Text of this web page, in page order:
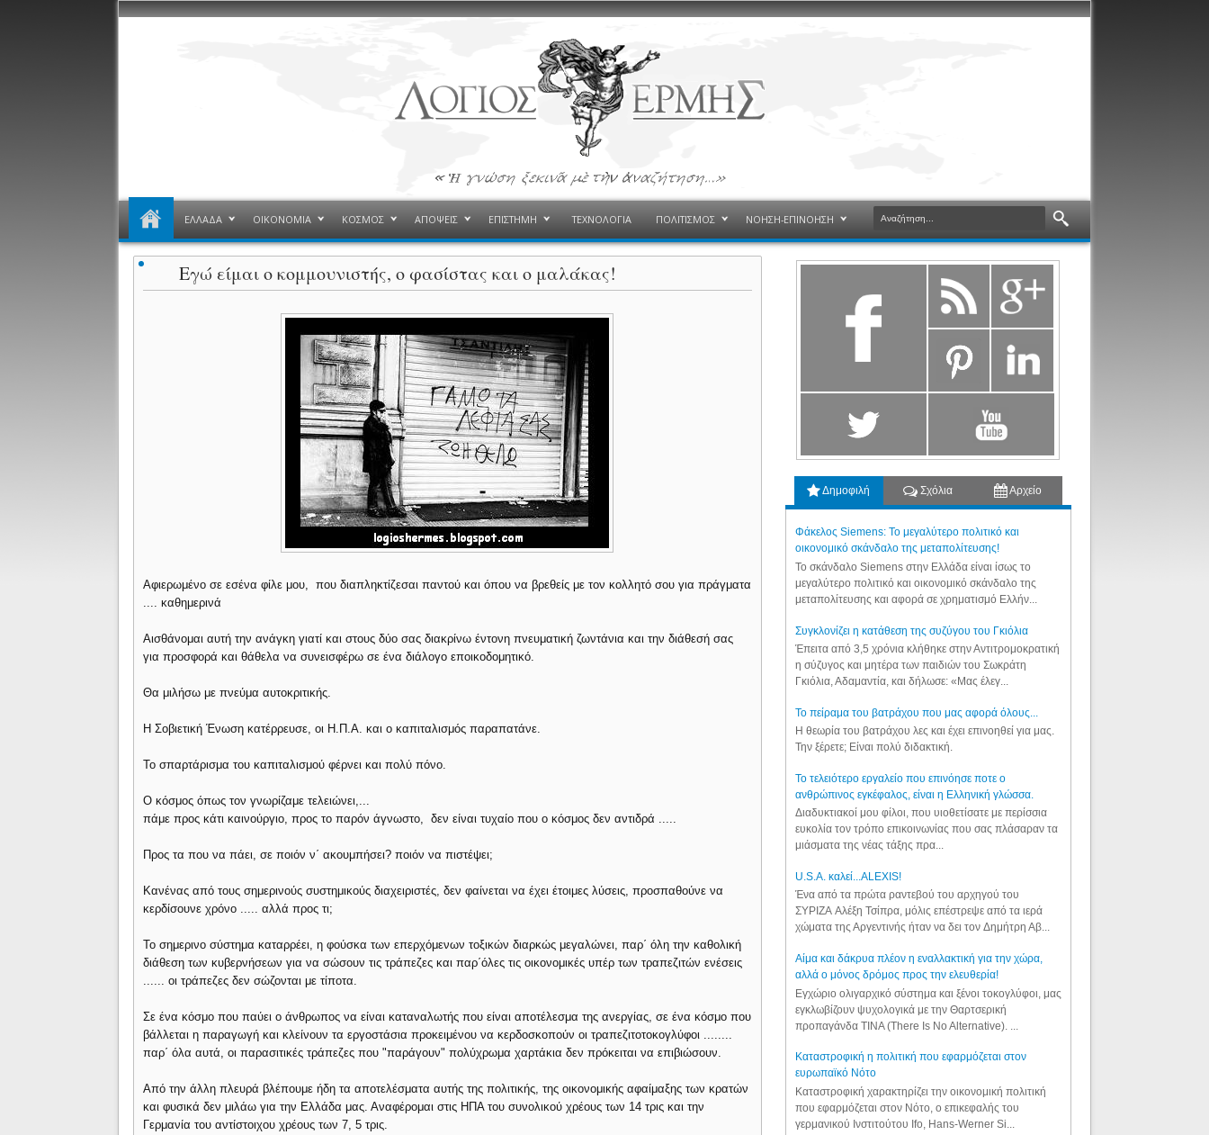
ΕΛΛΑΔΑ ΟΙΚΟΝΟΜΙΑ ΚΟΣΜΟΣ ΑΠΟΨΕΙΣ ΕΠΙΣΤΗΜΗ ΤΕΧΝΟΛΟΓΙΑ ΠΟΛΙΤΙΣΜΟΣ ΝΟΗΣΗ-ΕΠΙΝΟΗΣΗ
Εγώ είμαι ο κομμουνιστής, ο φασίστας και ο μαλάκας!
Αφιερωμένο σε εσένα φίλε μου, που διαπληκτίζεσαι παντού και όπου να βρεθείς με τον κολλητό σου για πράγματα
.... καθημερινά
Αισθάνομαι αυτή την ανάγκη γιατί και στους δύο σας διακρίνω έντονη πνευματική ζωντάνια και την διάθεσή σας
για προσφορά και θάθελα να συνεισφέρω σε ένα διάλογο εποικοδομητικό.
Θα μιλήσω με πνεύμα αυτοκριτικής.
Η Σοβιετική Ένωση κατέρρευσε, οι Η.Π.Α. και ο καπιταλισμός παραπατάνε.
Το σπαρτάρισμα του καπιταλισμού φέρνει και πολύ πόνο.
Ο κόσμος όπως τον γνωρίζαμε τελειώνει,...
πάμε προς κάτι καινούργιο, προς το παρόν άγνωστο, δεν είναι τυχαίο που ο κόσμος δεν αντιδρά .....
Προς τα που να πάει, σε ποιόν ν΄ ακουμπήσει? ποιόν να πιστέψει;
Κανένας από τους σημερινούς συστημικούς διαχειριστές, δεν φαίνεται να έχει έτοιμες λύσεις, προσπαθούνε να
κερδίσουνε χρόνο ..... αλλά προς τι;
Το σημερινο σύστημα καταρρέει, η φούσκα των επερχόμενων τοξικών διαρκώς μεγαλώνει, παρ΄ όλη την καθολική
διάθεση των κυβερνήσεων για να σώσουν τις τράπεζες και παρ΄όλες τις οικονομικές υπέρ των τραπεζιτών ενέσεις
...... οι τράπεζες δεν σώζονται με τίποτα.
Σε ένα κόσμο που παύει ο άνθρωπος να είναι καταναλωτής που είναι αποτέλεσμα της ανεργίας, σε ένα κόσμο που
βάλλεται η παραγωγή και κλείνουν τα εργοστάσια προκειμένου να κερδοσκοπούν οι τραπεζιτοτοκογλύφοι ........
παρ΄ όλα αυτά, οι παρασιτικές τράπεζες που "παράγουν" πολύχρωμα χαρτάκια δεν πρόκειται να επιβιώσουν.
Από την άλλη πλευρά βλέπουμε ήδη τα αποτελέσματα αυτής της πολιτικής, της οικονομικής αφαίμαξης των κρατών
και φυσικά δεν μιλάω για την Ελλάδα μας. Αναφέρομαι στις ΗΠΑ του συνολικού χρέους των 14 τρις και την
Γερμανία του αντίστοιχου χρέους των 7, 5 τρις.
Δημοφιλή Σχόλια Αρχείο
Φάκελος Siemens: Το μεγαλύτερο πολιτικό και
οικονομικό σκάνδαλο της μεταπολίτευσης!
Το σκάνδαλο Siemens στην Ελλάδα είναι ίσως το
μεγαλύτερο πολιτικό και οικονομικό σκάνδαλο της
μεταπολίτευσης και αφορά σε χρηματισμό Ελλήν...
Συγκλονίζει η κατάθεση της συζύγου του Γκιόλια
Έπειτα από 3,5 χρόνια κλήθηκε στην Αντιτρομοκρατική
η σύζυγος και μητέρα των παιδιών του Σωκράτη
Γκιόλια, Αδαμαντία, και δήλωσε: «Μας έλεγ...
Το πείραμα του βατράχου που μας αφορά όλους...
Η θεωρία του βατράχου λες και έχει επινοηθεί για μας.
Την ξέρετε; Είναι πολύ διδακτική.
Το τελειότερο εργαλείο που επινόησε ποτε ο
ανθρώπινος εγκέφαλος, είναι η Ελληνική γλώσσα.
Διαδυκτιακοί μου φίλοι, που υιοθετίσατε με περίσσια
ευκολία τον τρόπο επικοινωνίας που σας πλάσαραν τα
μιάσματα της νέας τάξης πρα...
U.S.A. καλεί...ALEXIS!
Ένα από τα πρώτα ραντεβού του αρχηγού του
ΣΥΡΙΖΑ Αλέξη Τσίπρα, μόλις επέστρεψε από τα ιερά
χώματα της Αργεντινής ήταν να δει τον Δημήτρη Αβ...
Αίμα και δάκρυα πλέον η εναλλακτική για την χώρα,
αλλά ο μόνος δρόμος προς την ελευθερία!
Εγχώριο ολιγαρχικό σύστημα και ξένοι τοκογλύφοι, μας
εγκλωβίζουν ψυχολογικά με την Θαρτσερική
προπαγάνδα TINA (There Is No Alternative). ...
Καταστροφική η πολιτική που εφαρμόζεται στον
ευρωπαϊκό Νότο
Καταστροφική χαρακτηρίζει την οικονομική πολιτική
που εφαρμόζεται στον Νότο, ο επικεφαλής του
γερμανικού Ινστιτούτου Ifo, Hans-Werner Si...